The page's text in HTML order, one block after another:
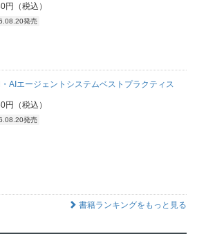
円（税込）
発売
AIエージェントシステムベストプラクティス
円（税込）
発売
書籍ランキングをもっと見る